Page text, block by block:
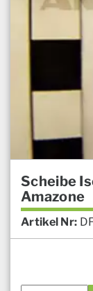
Scheibe
Amazone
Artikel Nr: